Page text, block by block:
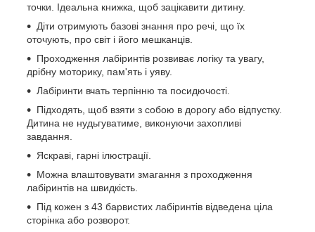
точки. Ідеальна книжка, щоб зацікавити дитину.
Діти отримують базові знання про речі, що їх
оточують, про світ і його мешканців.
Проходження лабіринтів розвиває логіку та увагу,
дрібну моторику, пам'ять і уяву.
Лабіринти вчать терпінню та посидючості.
Підходять, щоб взяти з собою в дорогу або відпустку.
Дитина не нудьгуватиме, виконуючи захопливі
завдання.
Яскраві, гарні ілюстрації.
Можна влаштовувати змагання з проходження
лабіринтів на швидкість.
Під кожен з 43 барвистих лабіринтів відведена ціла
сторінка або розворот.